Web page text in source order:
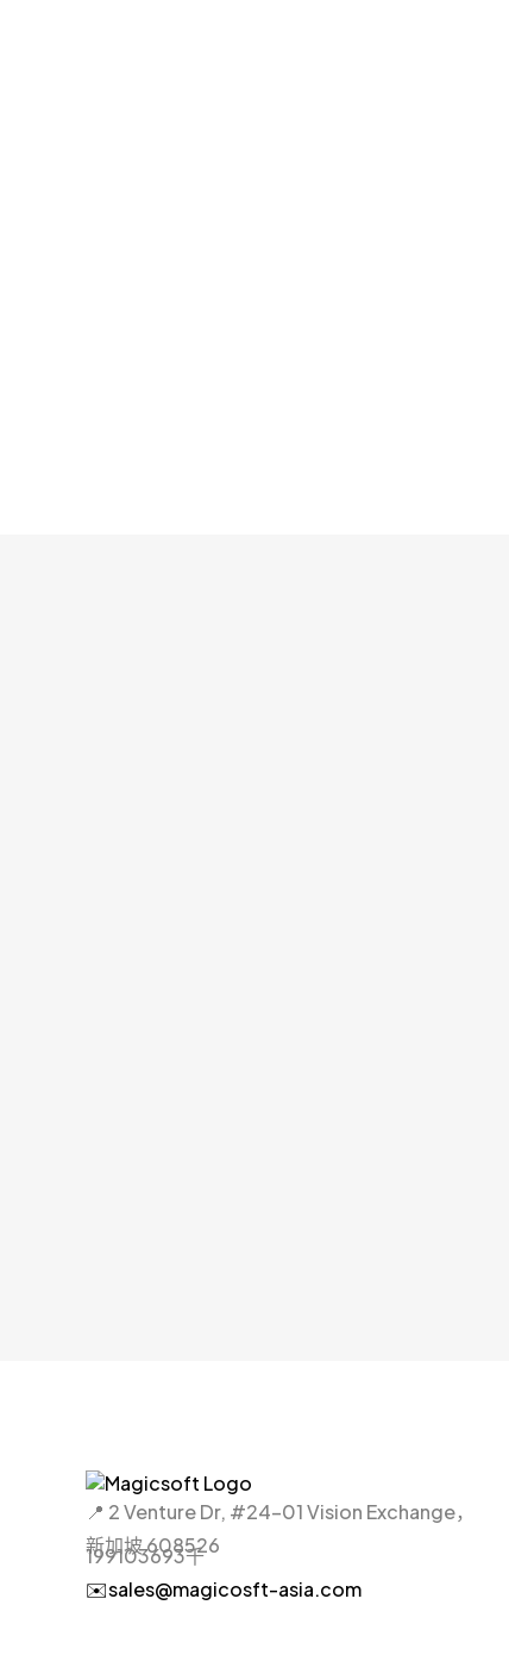
📍 2 Venture Dr, #24-01 Vision Exchange，
新加坡 608526
199103693千
✉️sales@magicosft-asia.com